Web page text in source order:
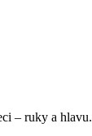
– ruky a hlavu.